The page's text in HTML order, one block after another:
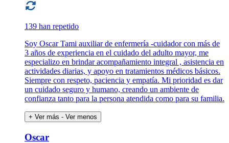
139 han repetido
Soy Oscar Tami auxiliar de enfermería -cuidador con más de
3 años de experiencia en el cuidado del adulto mayor, me
especializo en brindar acompañamiento integral , asistencia en
actividades diarias, y apoyo en tratamientos médicos básicos.
Siempre con respeto, paciencia y empatía. Mi prioridad es dar
un cuidado seguro y humano, creando un ambiente de
confianza tanto para la persona atendida como para su familia.
+ Ver más - Ver menos
Oscar